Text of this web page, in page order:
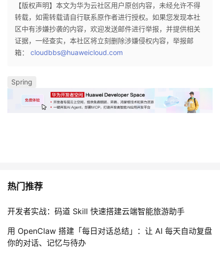
【版权声明】本文为华为云社区用户原创内容，未经允许不得
转载，如需转载请自行联系原作者进行授权。如果您发现本社
区中有涉嫌抄袭的内容，欢迎发送邮件进行举报，并提供相关
证据，一经查实，本社区将立刻删除涉嫌侵权内容，举报邮
箱： cloudbbs@huaweicloud.com
Spring
热门推荐
开发者实战：码道 Skill 快速搭建云端智能旅游助手
用 OpenClaw 搭建「每日对话总结」：让 AI 每天自动复盘
你的对话、记忆与待办